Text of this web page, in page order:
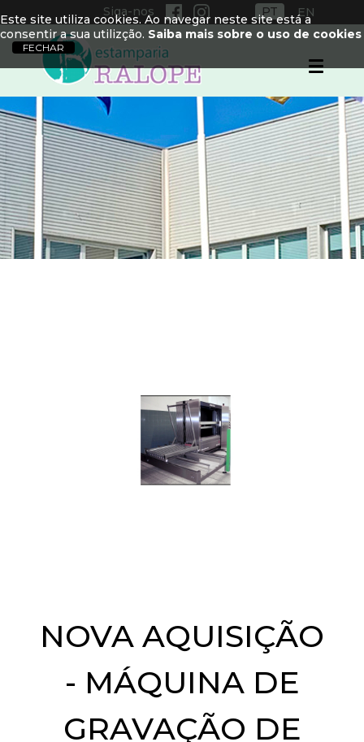
Siga-nos PT EN
NOVA AQUISIÇÃO
- MÁQUINA DE
GRAVAÇÃO DE
Este site utiliza cookies. Ao navegar neste site está a
consentir a sua utilizção. Saiba mais sobre o uso de cookies